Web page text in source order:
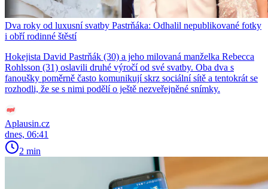
Dva roky od luxusní svatby Pastrňáka: Odhalil nepublikované fotky
i obří rodinné štěstí
Hokejista David Pastrňák (30) a jeho milovaná manželka Rebecca
Rohlsson (31) oslavili druhé výročí od své svatby. Oba dva s
fanoušky poměrně často komunikují skrz sociální sítě a tentokrát se
rozhodli, že se s nimi podělí o ještě nezveřejněné snímky.
Aplausin.cz
dnes, 06:41
2 min